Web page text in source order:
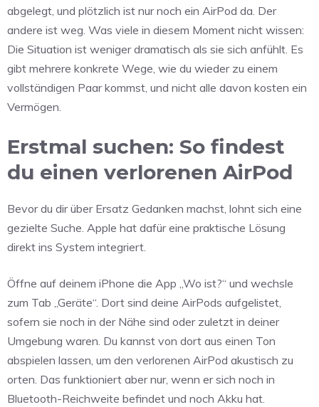
abgelegt, und plötzlich ist nur noch ein AirPod da. Der
andere ist weg. Was viele in diesem Moment nicht wissen:
Die Situation ist weniger dramatisch als sie sich anfühlt. Es
gibt mehrere konkrete Wege, wie du wieder zu einem
vollständigen Paar kommst, und nicht alle davon kosten ein
Vermögen.
Erstmal suchen: So findest
du einen verlorenen AirPod
Bevor du dir über Ersatz Gedanken machst, lohnt sich eine
gezielte Suche. Apple hat dafür eine praktische Lösung
direkt ins System integriert.
Öffne auf deinem iPhone die App „Wo ist?“ und wechsle
zum Tab „Geräte“. Dort sind deine AirPods aufgelistet,
sofern sie noch in der Nähe sind oder zuletzt in deiner
Umgebung waren. Du kannst von dort aus einen Ton
abspielen lassen, um den verlorenen AirPod akustisch zu
orten. Das funktioniert aber nur, wenn er sich noch in
Bluetooth-Reichweite befindet und noch Akku hat.